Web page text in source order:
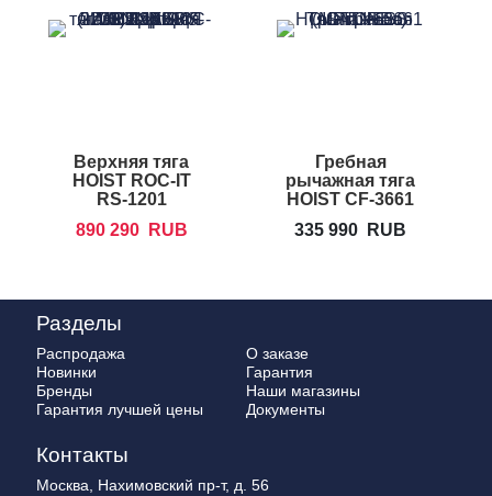
Верхняя тяга
HOIST ROC-IT
RS-1201
890 290
RUB
Гребная
рычажная тяга
HOIST CF-3661
335 990
RUB
Разделы
Распродажа
Новинки
Бренды
Гарантия лучшей цены
О заказе
Гарантия
Наши магазины
Документы
Контакты
Москва, Нахимовский пр-т, д. 56